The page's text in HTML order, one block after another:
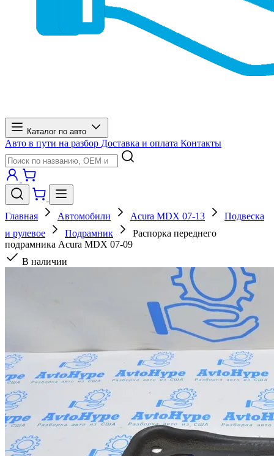
Каталог по авто
Авто в пути на разбор Доставка и оплата Контакты
Главная Автомобили Acura MDX 07-13
Подвеска
и рулевое
Подрамник
Распорка переднего
подрамника Acura MDX 07-09
В наличии